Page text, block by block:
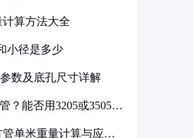
计算方法大全
小径是多少
数及底孔尺寸详解
？能否用3205或3505代
管单米重量计算与应用